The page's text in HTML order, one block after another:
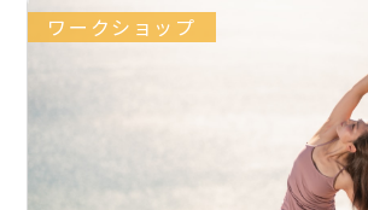
ワークショップ